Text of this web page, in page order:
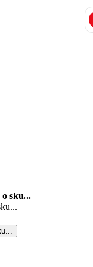
sku...